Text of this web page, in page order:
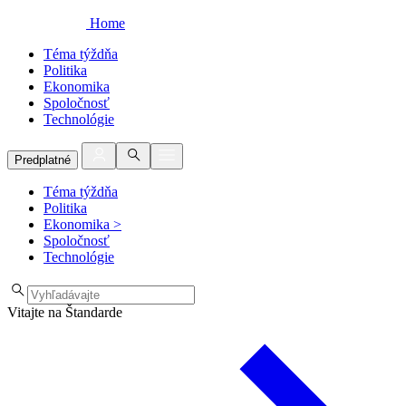
Home
Téma týždňa
Politika
Ekonomika
Spoločnosť
Technológie
Predplatné
Téma týždňa
Politika
Ekonomika >
Spoločnosť
Technológie
Vitajte na Štandarde